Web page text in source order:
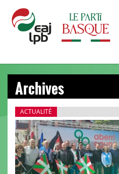
Archives
ACTUALITÉ